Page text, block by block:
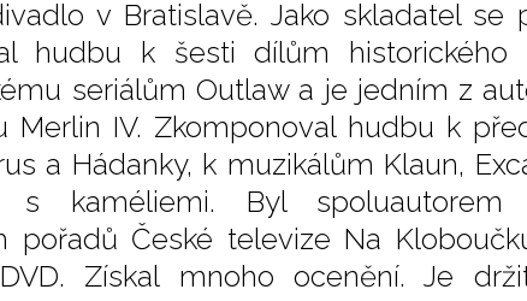
v Bratislavě. Jako skladatel se
hudbu k šesti dílům historického
seriálům Outlaw a je jedním z
Merlin IV. Zkomponoval hudbu k
a Hádanky, k muzikálům Klaun,
s kaméliemi. Byl
pořadů České televize Na
Získal mnoho ocenění. Je